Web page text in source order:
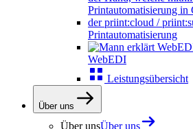
Printautomatisierung
WebEDI
Leistungsübersicht
Über uns
Über unsÜber uns